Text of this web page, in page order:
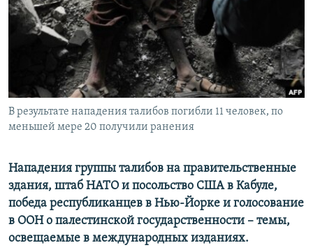
РАСПИСАНИЕ ВЕЩАНИЯ
ПОДПИШИТЕСЬ НА РАССЫЛКУ
СОЦИАЛЬНЫЕ СЕТИ
Все сайты РСЕ/РС
В результате нападения талибов погибли 11 человек, по
меньшей мере 20 получили ранения
Нападения группы талибов на правительственные
здания, штаб НАТО и посольство США в Кабуле,
победа республиканцев в Нью-Йорке и голосование
в ООН о палестинской государственности – темы,
освещаемые в международных изданиях.